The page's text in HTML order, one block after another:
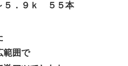
．９ｋ ５５本
範囲で